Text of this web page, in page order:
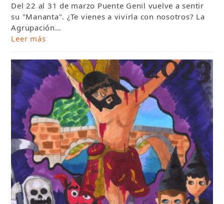
Del 22 al 31 de marzo Puente Genil vuelve a sentir
su "Mananta". ¿Te vienes a vivirla con nosotros? La
Agrupación…
Leer más